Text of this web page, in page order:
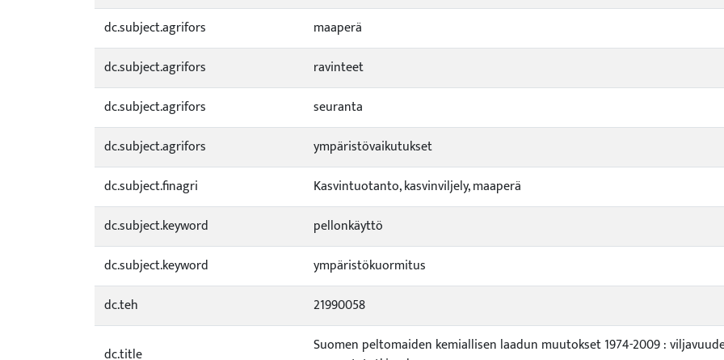
dc.subject.agrifors
maaperä
dc.subject.agrifors
ravinteet
dc.subject.agrifors
seuranta
dc.subject.agrifors
ympäristövaikutukset
dc.subject.finagri
Kasvintuotanto, kasvinviljely, maaperä
dc.subject.keyword
pellonkäyttö
dc.subject.keyword
ympäristökuormitus
dc.teh
21990058
dc.title
Suomen peltomaiden kemiallisen laadun muutokset 1974-2009 :